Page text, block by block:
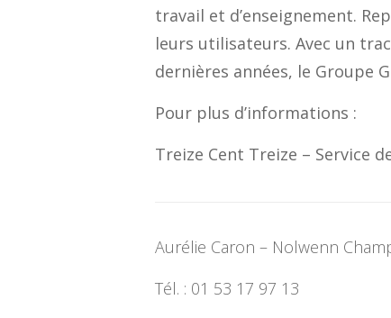
travail et d’enseignement.
leurs utilisateurs. Avec un
dernières années, le Groupe
Pour plus d’informations :
Treize Cent Treize – Service
Aurélie Caron – Nolwenn
Tél. : 01 53 17 97 13